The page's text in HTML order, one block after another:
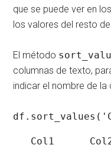
que se puede ver en
los valores del resto
El método
columnas de texto,
indicar el nombre de la